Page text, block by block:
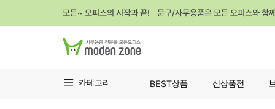
모든~ 오피스의 시작과 끝! 문구/사무용품은 모든 오피스와 함
카테고리 BEST상품 신상품전